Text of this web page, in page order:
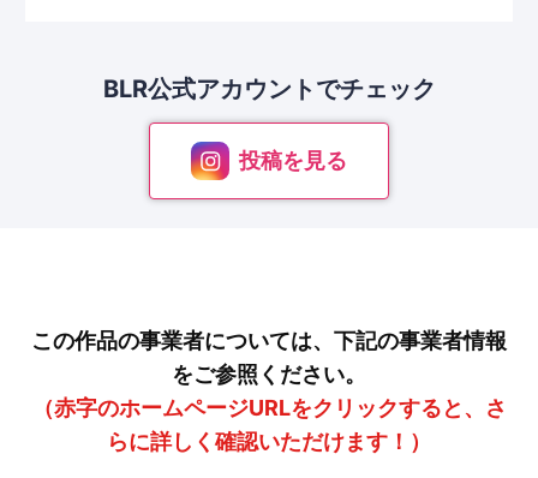
BLR公式アカウントでチェック
投稿を見る
この作品の事業者については、下記の事業者情報
をご参照ください。
（赤字のホームページURLをクリックすると、さ
らに詳しく確認いただけます！）